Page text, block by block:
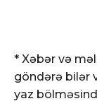
* Xəbər və
göndərə bilər
yaz